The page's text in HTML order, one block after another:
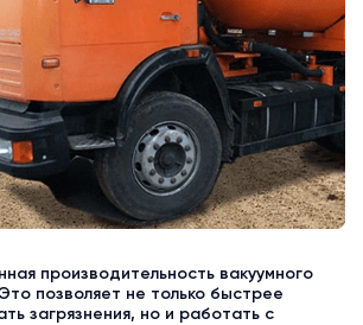
производительность вакуумного
позволяет не только быстрее
загрязнения, но и работать с